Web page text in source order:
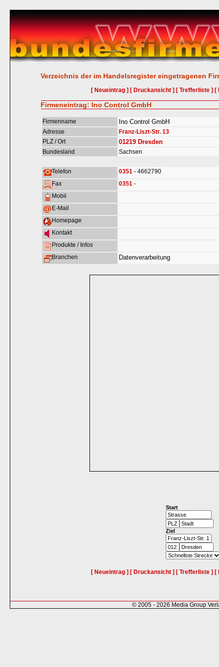
Verzeichnis der im Handelsregister eingetragenen
[ Neueintrag ] [ Druckansicht ] [ Trefferliste ] [
Firmeneintrag: Ino Control GmbH
Firmenname Ino Control GmbH
Adresse
Franz-Liszt-Str. 13
PLZ / Ort
01219 Dresden
Bundesland Sachsen
Telefon 0351 - 4662790
Fax
0351 -
Mobil
E-Mail
Homepage
Kontakt
Produkte / Infos
Branchen
Datenverarbeitung
Start
Ziel
[ Neueintrag ] [ Druckansicht ] [ Trefferliste ] [
© 2005 - 2026 Media Group